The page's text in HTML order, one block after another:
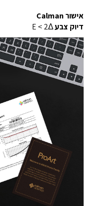
אישור Calman
דיוק צבע∆E < 2